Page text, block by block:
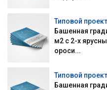
Типовой
Башенная
м2 с 2-х
ороси...
Типовой
Башенная